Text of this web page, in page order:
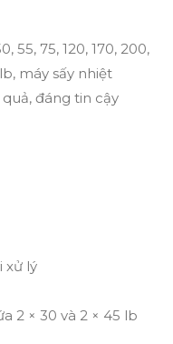
55, 75, 120, 170, 200,
máy sấy nhiệt
đáng tin cậy
xử lý
2 × 30 và 2 × 45 lb